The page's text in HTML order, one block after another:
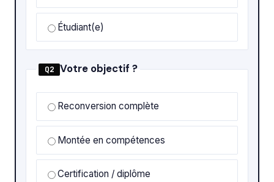
Étudiant(e)
Q2 Votre objectif ?
Reconversion complète
Montée en compétences
Certification / diplôme